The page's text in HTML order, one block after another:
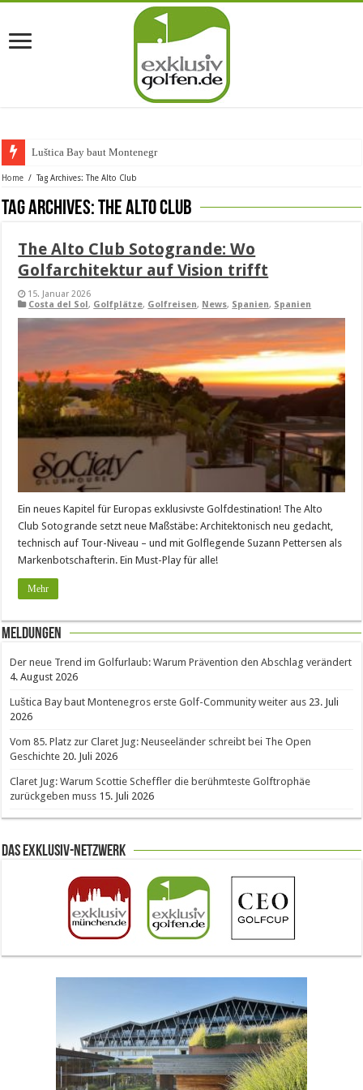
Luštica Bay baut Montenegros ers
Home / Tag Archives: The Alto Club
Tag Archives:The Alto Club
The Alto Club Sotogrande: Wo
Golfarchitektur auf Vision trifft
15. Januar 2026
Costa del Sol, Golfplätze, Golfreisen, News, Spanien, Spanien
Ein neues Kapitel für Europas exklusivste Golfdestination! The Alto
Club Sotogrande setzt neue Maßstäbe: Architektonisch neu gedacht,
technisch auf Tour-Niveau – und mit Golflegende Suzann Pettersen als
Markenbotschafterin. Ein Must-Play für alle!
Mehr
Meldungen
Der neue Trend im Golfurlaub: Warum Prävention den Abschlag verändert
4. August 2026
Luštica Bay baut Montenegros erste Golf-Community weiter aus 23. Juli
2026
Vom 85. Platz zur Claret Jug: Neuseeländer schreibt bei The Open
Geschichte 20. Juli 2026
Claret Jug: Warum Scottie Scheffler die berühmteste Golftrophäe
zurückgeben muss 15. Juli 2026
Das Exklusiv-Netzwerk